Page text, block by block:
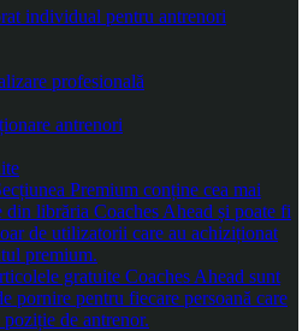
individual pentru antrenori
profesională
antrenori
Premium conține cea mai
din librăria Coaches Ahead și poate fi
de utilizatorii care au achiziționat
premium.
gratuite Coaches Ahead sunt
pornire pentru fiecare persoană care
de antrenor.